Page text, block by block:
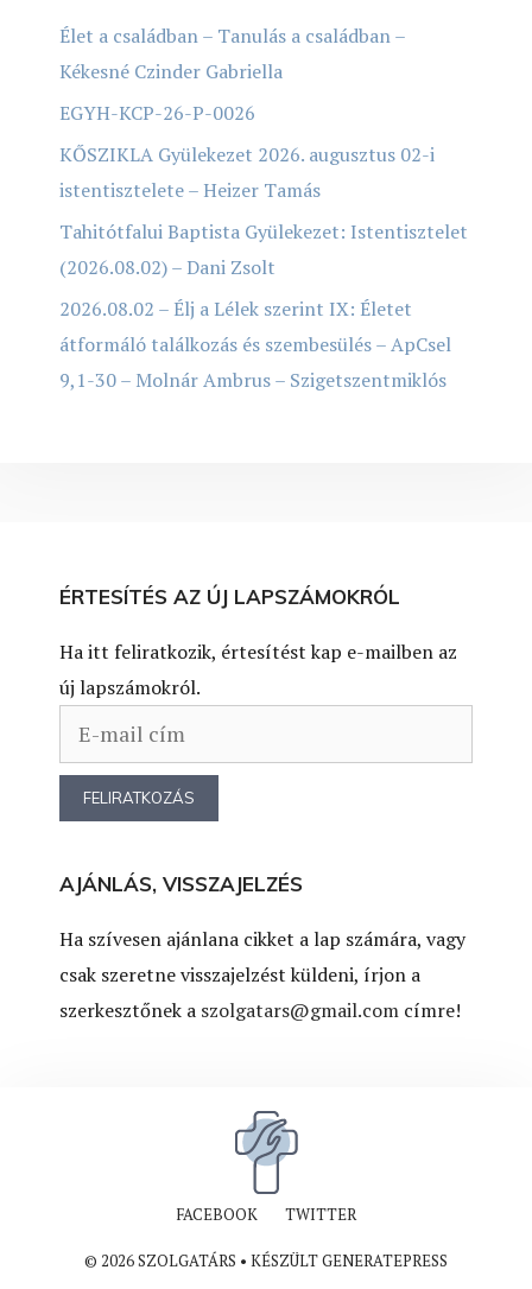
Élet a családban – Tanulás a családban –
Kékesné Czinder Gabriella
EGYH-KCP-26-P-0026
KŐSZIKLA Gyülekezet 2026. augusztus 02-i
istentisztelete – Heizer Tamás
Tahitótfalui Baptista Gyülekezet: Istentisztelet
(2026.08.02) – Dani Zsolt
2026.08.02 – Élj a Lélek szerint IX: Életet
átformáló találkozás és szembesülés – ApCsel
9,1-30 – Molnár Ambrus – Szigetszentmiklós
ÉRTESÍTÉS AZ ÚJ LAPSZÁMOKRÓL
Ha itt feliratkozik, értesítést kap e-mailben az
új lapszámokról.
AJÁNLÁS, VISSZAJELZÉS
Ha szívesen ajánlana cikket a lap számára, vagy
csak szeretne visszajelzést küldeni, írjon a
szerkesztőnek a szolgatars@gmail.com címre!
FACEBOOK TWITTER
© 2026 SZOLGATÁRS • KÉSZÜLTGENERATEPRESS